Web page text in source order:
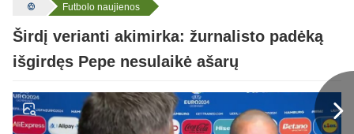
Futbolo naujienos
Širdį verianti akimirka: žurnalisto padėką
išgirdęs Pepe nesulaikė ašarų